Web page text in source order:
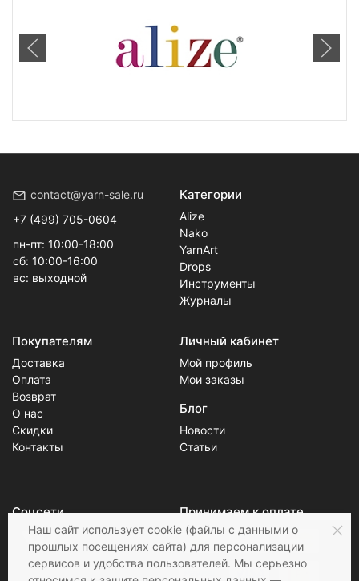
contact@yarn-sale.ru
+7 (499) 705-0604
пн-пт: 10:00-18:00
сб: 10:00-16:00
вс: выходной
Категории
Alize
Nako
YarnArt
Drops
Инструменты
Журналы
Покупателям
Доставка
Оплата
Возврат
О нас
Скидки
Контакты
Личный кабинет
Мой профиль
Мои заказы
Блог
Новости
Статьи
Соцсети Принимаем к оплате
Наш сайт использует cookie (файлы с данными о
прошлых посещениях сайта) для персонализации
сервисов и удобства пользователей. Мы серьезно